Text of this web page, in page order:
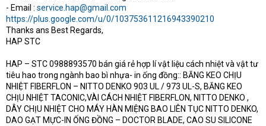
- Email : service.hap@gmail.com
https://plus.google.com/u/0/103753611216943390210
Thanks ans Best Regards,
HAP STC
HAP – STC 0988893570 bán giá rẻ hợp lí vật liệu cách nhiệt và vật tư
tiêu hao trong ngành bao bì nhựa- in ống đồng:: BĂNG KEO CHỊU
NHIỆT FIBERFLON – NITTO DENKO 903 UL / 973 UL-S, BĂNG KEO
CHỊU NHIỆT TACONIC,VÀI CÁCH NHIỆT FIBERFLON, NITTO DENKO ,
DÂY CHỊU NHIỆT CHO MÁY HÀN MIỆNG BAO LIÊN TỤC NITTO DENKO,
DAO GẠT MỰC-IN ỐNG ĐỒNG – DOCTOR BLADE, CAO SU SILICONE